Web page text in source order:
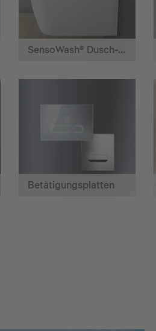
SensoWash® Dusch-WCs
Betätigungsplatten